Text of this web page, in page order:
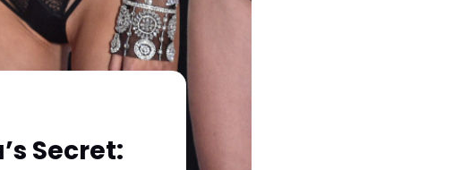
Secret: